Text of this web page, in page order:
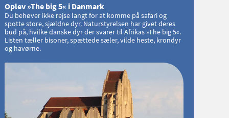
Oplev »The big 5« i Danmark
Du behøver ikke rejse langt for at komme på safari og
spotte store, sjældne dyr. Naturstyrelsen har givet deres
bud på, hvilke danske dyr der svarer til Afrikas »The big 5«.
Listen tæller bisoner, spættede sæler, vilde heste, krondyr
og havørne.